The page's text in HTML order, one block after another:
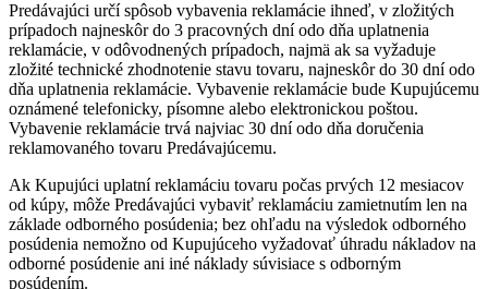
Predávajúci určí spôsob vybavenia reklamácie ihneď, v zložitých
prípadoch najneskôr do 3 pracovných dní odo dňa uplatnenia
reklamácie, v odôvodnených prípadoch, najmä ak sa vyžaduje
zložité technické zhodnotenie stavu tovaru, najneskôr do 30 dní odo
dňa uplatnenia reklamácie. Vybavenie reklamácie bude Kupujúcemu
oznámené telefonicky, písomne alebo elektronickou poštou.
Vybavenie reklamácie trvá najviac 30 dní odo dňa doručenia
reklamovaného tovaru Predávajúcemu.
Ak Kupujúci uplatní reklamáciu tovaru počas prvých 12 mesiacov
od kúpy, môže Predávajúci vybaviť reklamáciu zamietnutím len na
základe odborného posúdenia; bez ohľadu na výsledok odborného
posúdenia nemožno od Kupujúceho vyžadovať úhradu nákladov na
odborné posúdenie ani iné náklady súvisiace s odborným
posúdením.